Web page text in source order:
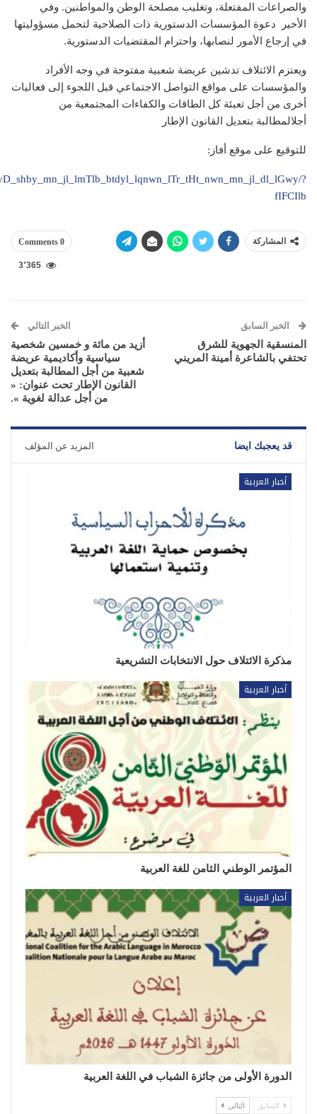
والصراعات المفتعلة، وتغليب مصلحة الوطن والمواطنين. وفي
الأخير دعوة المؤسسات الدستورية ذات الصلاحية لتحمل مسؤوليتها
في إرجاع الأمور لنصابها، واحترام المقتضيات الدستورية.
ويعتزم الائتلاف تدشين عريضة شعبية مفتوحة في وجه الأفراد
والمؤسسات على مواقع التواصل الاجتماعي قبل اللجوء إلى فعاليات
أخرى من أجل تعبئة كل الطاقات والكفاءات المجتمعية من
أجلالمطالبة بتعديل القانون الإطار
للتوقيع على موقع أفاز:
?
fIFCIlb
المشاركة 0 Comments
3٬365
الخبر السابق
المنسقية الجهوية للشرق
تحتفي بالشاعرة أمينة المريني
الخبر التالي
أزيد من مائة و خمسين شخصية
سياسية وأكاديمية عريضة
شعبية من أجل المطالبة بتعديل
القانون الإطار تحت عنوان: «
من أجل عدالة لغوية ».
قد يعجبك ايضا المزيد عن المؤلف
أخبار العربية
مذكرة الائتلاف حول الانتخابات التشريعية
أخبار العربية
المؤتمر الوطني الثامن للغة العربية
أخبار العربية
الدورة الأولى من جائزة الشباب في اللغة العربية
السابق التالي